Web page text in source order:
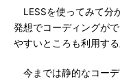
LESSを使ってみて分
発想でコーディングが
やすいところも利用す
今までは静的なコーデ